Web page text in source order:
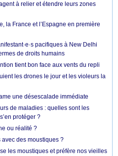
à relier et étendre leurs zones
la France et l’Espagne en première
pacifiques à New Delhi
de droits humains
tient bon face aux vents du repli
les drones le jour et les violeurs la
une désescalade immédiate
de maladies : quelles sont les
protéger ?
ou réalité ?
avec des moustiques ?
les moustiques et préfère nos vieilles